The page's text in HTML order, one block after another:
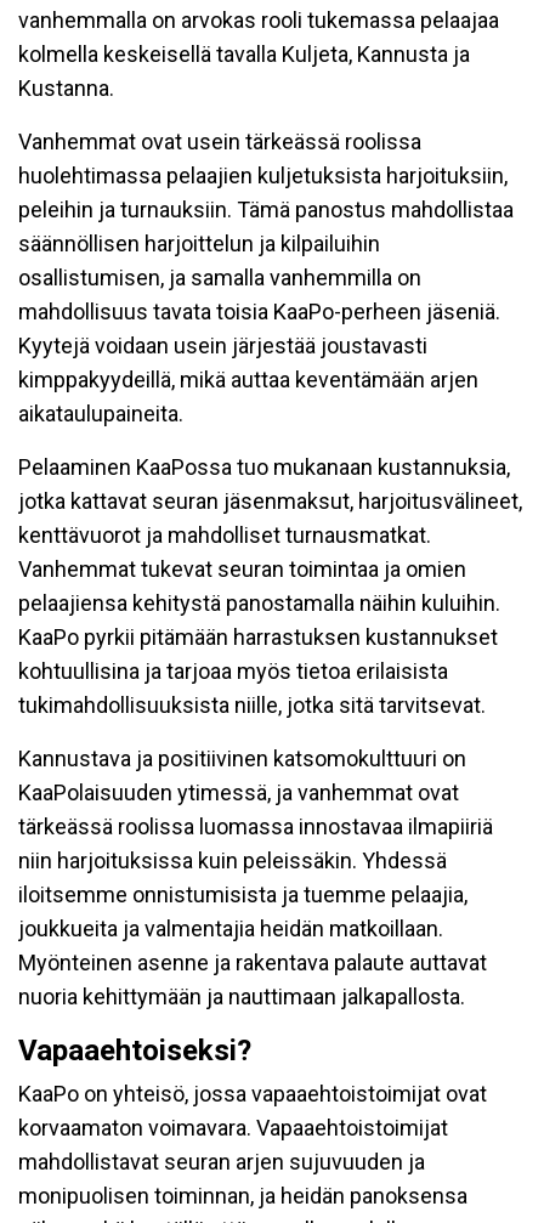
vanhemmalla on arvokas rooli tukemassa pelaajaa
kolmella keskeisellä tavalla Kuljeta, Kannusta ja
Kustanna.
Vanhemmat ovat usein tärkeässä roolissa
huolehtimassa pelaajien kuljetuksista harjoituksiin,
peleihin ja turnauksiin. Tämä panostus mahdollistaa
säännöllisen harjoittelun ja kilpailuihin
osallistumisen, ja samalla vanhemmilla on
mahdollisuus tavata toisia KaaPo-perheen jäseniä.
Kyytejä voidaan usein järjestää joustavasti
kimppakyydeillä, mikä auttaa keventämään arjen
aikataulupaineita.
Pelaaminen KaaPossa tuo mukanaan kustannuksia,
jotka kattavat seuran jäsenmaksut, harjoitusvälineet,
kenttävuorot ja mahdolliset turnausmatkat.
Vanhemmat tukevat seuran toimintaa ja omien
pelaajiensa kehitystä panostamalla näihin kuluihin.
KaaPo pyrkii pitämään harrastuksen kustannukset
kohtuullisina ja tarjoaa myös tietoa erilaisista
tukimahdollisuuksista niille, jotka sitä tarvitsevat.
Kannustava ja positiivinen katsomokulttuuri on
KaaPolaisuuden ytimessä, ja vanhemmat ovat
tärkeässä roolissa luomassa innostavaa ilmapiiriä
niin harjoituksissa kuin peleissäkin. Yhdessä
iloitsemme onnistumisista ja tuemme pelaajia,
joukkueita ja valmentajia heidän matkoillaan.
Myönteinen asenne ja rakentava palaute auttavat
nuoria kehittymään ja nauttimaan jalkapallosta.
Vapaaehtoiseksi?
KaaPo on yhteisö, jossa vapaaehtoistoimijat ovat
korvaamaton voimavara. Vapaaehtoistoimijat
mahdollistavat seuran arjen sujuvuuden ja
monipuolisen toiminnan, ja heidän panoksensa